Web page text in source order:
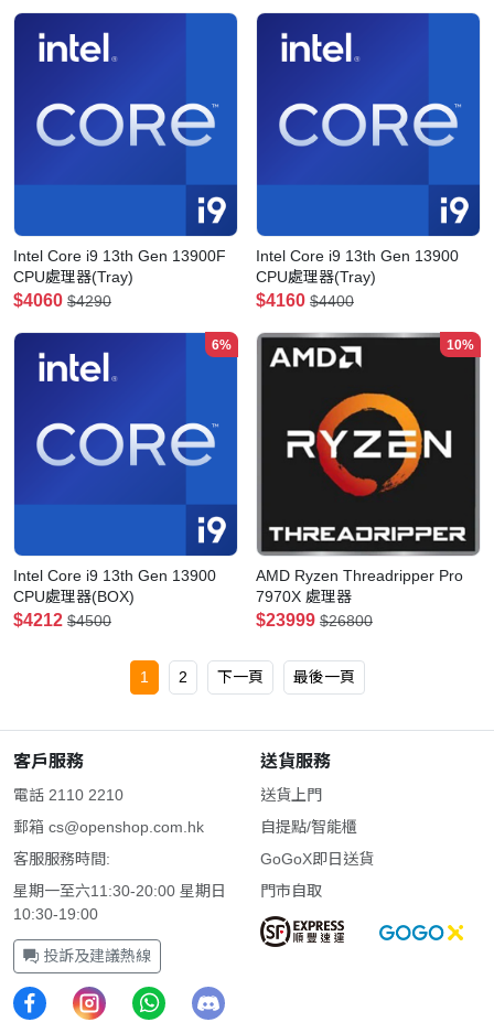
Intel Core i9 13th Gen 13900F
CPU處理器(Tray)
$4060 $4290
Intel Core i9 13th Gen 13900
CPU處理器(Tray)
$4160 $4400
6%
Intel Core i9 13th Gen 13900
CPU處理器(BOX)
$4212 $4500
10%
AMD Ryzen Threadripper Pro
7970X 處理器
$23999 $26800
1 2 下一頁 最後一頁
客戶服務
電話 2110 2210
郵箱 cs@openshop.com.hk
客服服務時間:
星期一至六11:30-20:00 星期日
10:30-19:00
投訴及建議熱線
送貨服務
送貨上門
自提點/智能櫃
GoGoX即日送貨
門市自取